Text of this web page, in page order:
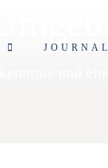
JOURNAL